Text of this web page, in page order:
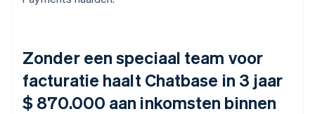
Zonder een speciaal team voor
facturatie haalt Chatbase in 3 jaar
$ 870.000 aan inkomsten binnen